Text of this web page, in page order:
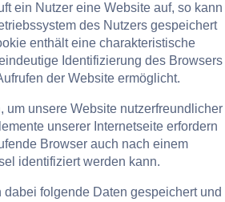
ein Nutzer eine Website auf, so kann
des Nutzers gespeichert
enthält eine charakteristische
Identifizierung des Browsers
der Website ermöglicht.
um unsere Website nutzerfreundlicher
unserer Internetseite erfordern
Browser auch nach einem
identifiziert werden kann.
dabei folgende Daten gespeichert und